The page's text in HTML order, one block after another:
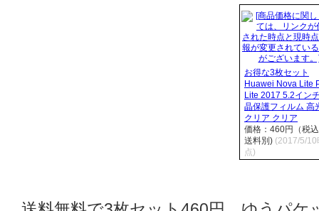
お得な3枚セット
Huawei Nova Lite
Lite 2017 5.2イン
晶保護フィルム 高
クリア クリア
価格：460円（税
送料別) (2017/5/10
点)